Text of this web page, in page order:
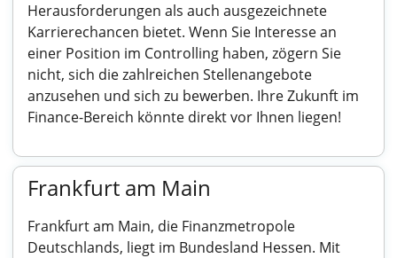
Herausforderungen als auch ausgezeichnete
Karrierechancen bietet. Wenn Sie Interesse an
einer Position im Controlling haben, zögern Sie
nicht, sich die zahlreichen Stellenangebote
anzusehen und sich zu bewerben. Ihre Zukunft im
Finance-Bereich könnte direkt vor Ihnen liegen!
Frankfurt am Main
Frankfurt am Main, die Finanzmetropole
Deutschlands, liegt im Bundesland Hessen. Mit